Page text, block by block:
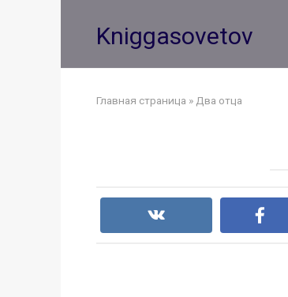
Kniggasovetov
Главная страница » Два отца